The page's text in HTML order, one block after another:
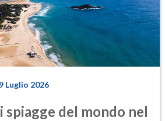
Luglio 2026
spiagge del mondo nel